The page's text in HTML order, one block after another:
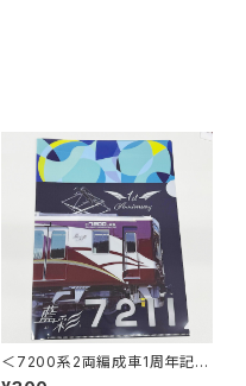
＜7200系2両編成車1周年記念
＞藍彩クリアファイル